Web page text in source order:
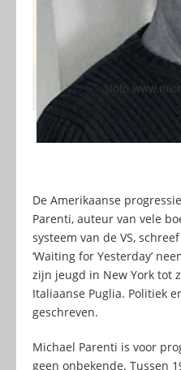
(foto
De Amerikaanse
Parenti, auteur van vele
systeem van de VS,
‘Waiting for Yesterday’
zijn jeugd in New York tot
Italiaanse Puglia. Politiek
geschreven.
Michael Parenti is voor
geen onbekende. Tussen